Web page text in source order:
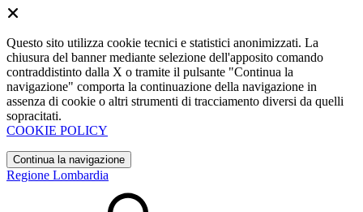
Questo sito utilizza cookie tecnici e statistici anonimizzati. La
chiusura del banner mediante selezione dell'apposito comando
contraddistinto dalla X o tramite il pulsante "Continua la
navigazione" comporta la continuazione della navigazione in
assenza di cookie o altri strumenti di tracciamento diversi da quelli
sopracitati.
COOKIE POLICY
Continua la navigazione
Regione Lombardia